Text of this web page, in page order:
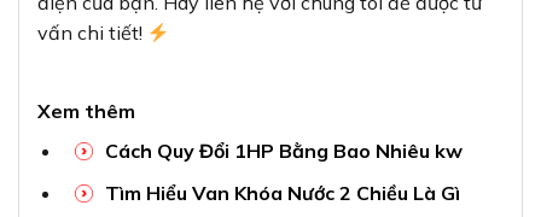
vấn chi tiết!
Xem thêm
Cách Quy Đổi 1HP Bằng Bao Nhiêu kw
Tìm Hiểu Van Khóa Nước 2 Chiều Là Gì